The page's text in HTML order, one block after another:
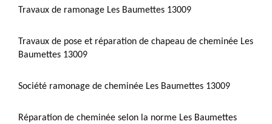
Travaux de ramonage Les Baumettes 13009
Travaux de pose et réparation de chapeau de cheminée Les
Baumettes 13009
Société ramonage de cheminée Les Baumettes 13009
Réparation de cheminée selon la norme Les Baumettes